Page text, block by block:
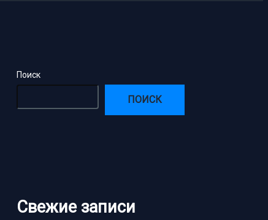
Поиск
ПОИСК
Свежие записи